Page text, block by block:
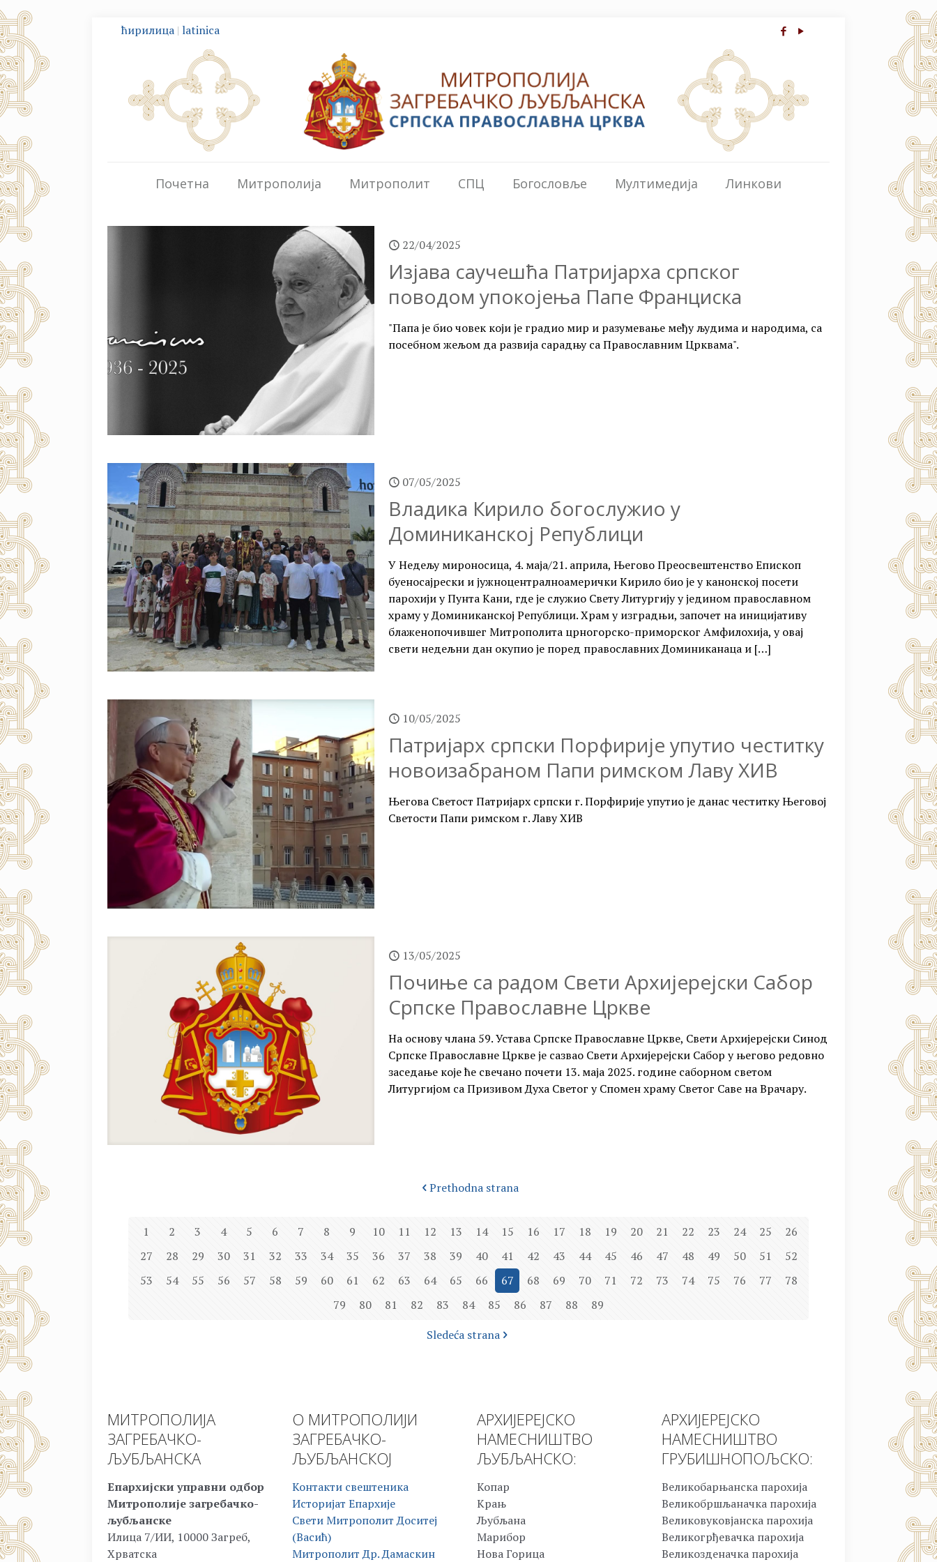
ћирилица | latinica
Почетна Митрополија Митрополит СПЦ Богословље Мултимедија Линкови
22/04/2025
Изјава саучешћа Патријарха српског
поводом упокојења Папе Франциска
"Папа је био човек који је градио мир и разумевање међу људима и народима, са
посебном жељом да развија сарадњу са Православним Црквама".
07/05/2025
Владика Кирило богослужио у
Доминиканској Републици
У Недељу мироносица, 4. маја/21. априла, Његово Преосвештенство Епископ
буеносајрески и јужноцентралноамерички Кирило био је у канонској посети
парохији у Пунта Кани, где је служио Свету Литургију у једином православном
храму у Доминиканској Републици. Храм у изградњи, започет на иницијативу
блаженопочившег Митрополита црногорско-приморског Амфилохија, у овај
свети недељни дан окупио је поред православних Доминиканаца и […]
10/05/2025
Патријарх српски Порфирије упутио честитку
новоизабраном Папи римском Лаву XИВ
Његова Светост Патријарх српски г. Порфирије упутио је данас честитку Његовој
Светости Папи римском г. Лаву XИВ
13/05/2025
Почиње са радом Свети Архијерејски Сабор
Српске Православне Цркве
На основу члана 59. Устава Српске Православне Цркве, Свети Архијерејски Синод
Српске Православне Цркве је сазвао Свети Архијерејски Сабор у његово редовно
заседање које ће свечано почети 13. маја 2025. године саборном светом
Литургијом са Призивом Духа Светог у Спомен храму Светог Саве на Врачару.
Prethodna strana
1 2 3 4 5 6 7 8 9 10 11 12 13 14 15 16 17 18 19 20 21 22 23 24 25
26
27
28 29 30 31 32 33 34 35 36 37 38 39 40 41 42 43 44 45 46 47 48 49 50 51
52
53
54 55 56 57 58 59 60 61 62 63 64 65 66 67 68 69 70 71 72 73 74 75 76 77
78
79
80 81 82 83 84 85 86 87 88
89
Sledeća strana
МИТРОПОЛИЈА
ЗАГРЕБАЧКО-
ЉУБЉАНСКА
Епархијски управни одбор
Митрополије загребачко-
љубљанске
Илица 7/ИИ, 10000 Загреб,
Хрватска
О МИТРОПОЛИЈИ
ЗАГРЕБАЧКО-
ЉУБЉАНСКОЈ
Контакти свештеника
Историјат Епархије
Свети Митрополит Доситеј
(Васић)
Митрополит Др. Дамаскин
АРХИЈЕРЕЈСКО
НАМЕСНИШТВО
ЉУБЉАНСКО:
Копар
Крањ
Љубљана
Марибор
Нова Горица
АРХИЈЕРЕЈСКО
НАМЕСНИШТВО
ГРУБИШНОПОЉСКО:
Великобарњанска парохија
Великобршљаначка парохија
Великовуковјанска парохија
Великогрђевачка парохија
Великозденачка парохија